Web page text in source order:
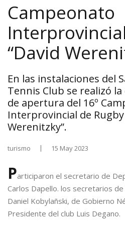
Campeonato
“David
En las instalaciones del
Tennis Club se realizó
de apertura del 16º
Interprovincial de Rugby
Werenitzky”.
turismo 15 May 2023
Participaron el secretario de
Carlos Dapello. los secretarios
Daniel Kobylañski, de Gobierno
Presidente del club Luis Degano.